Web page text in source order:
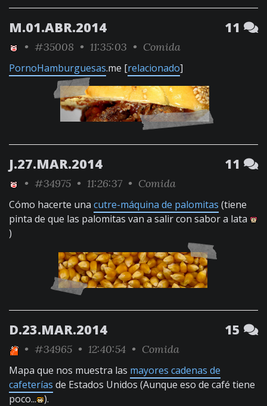
M.01.ABR.2014 11
• #35008 • 11:35:03 • Comida
PornoHamburguesas.me [relacionado]
J.27.MAR.2014 11
• #34975 • 11:26:37 • Comida
Cómo hacerte una cutre-máquina de palomitas (tiene
pinta de que las palomitas van a salir con sabor a lata
)
D.23.MAR.2014 15
• #34965 • 12:40:54 • Comida
Mapa que nos muestra las mayores cadenas de
cafeterías de Estados Unidos (Aunque eso de café tiene
poco...
).